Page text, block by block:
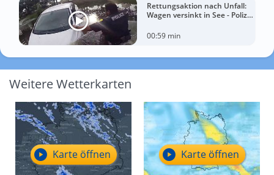
Rettungsaktion nach Unfall:
Wagen versinkt in See - Polizei
00:59 min
Weitere Wetterkarten
Karte öffnen Karte öffnen